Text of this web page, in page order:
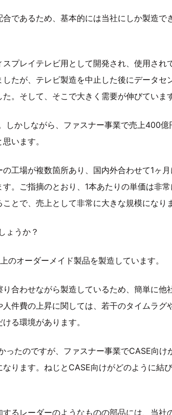
であるため、基本的には当社にしか製造で
プレイテレビ用として開発され、使用され
たが、テレビ製造を中止した後にデータセ
。そして、そこで大きく需要が伸びています
しかしながら、ファスナー事業で売上400億
います。
工場が複数箇所あり、国内外合わせて1ヶ
。ご指摘のとおり、1本あたりの単価は非常
とで、売上として非常に大きな規模になりま
ょうか？
オーダーメイド製品を製造しています。
合わせながら製造しているため、簡単に他
件費の上昇に関しては、若干のタイムラグ
る環境があります。
ったのですが、ファスナー事業でCASE向け
ります。ねじとCASE向けがどのように結
るレーダーのようなものの部品には、当社